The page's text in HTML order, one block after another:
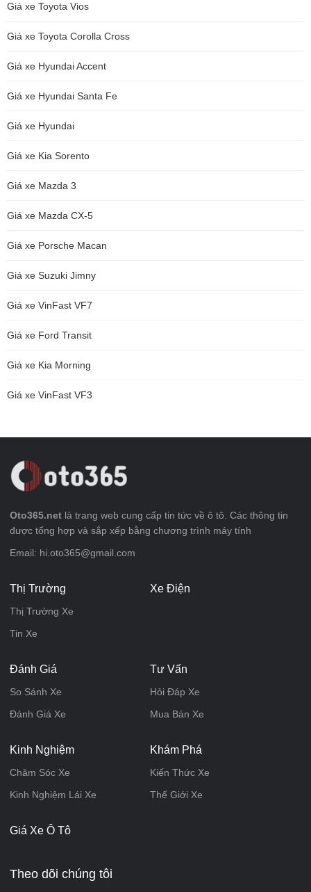
Giá xe Toyota Vios
Giá xe Toyota Corolla Cross
Giá xe Hyundai Accent
Giá xe Hyundai Santa Fe
Giá xe Hyundai
Giá xe Kia Sorento
Giá xe Mazda 3
Giá xe Mazda CX-5
Giá xe Porsche Macan
Giá xe Suzuki Jimny
Giá xe VinFast VF7
Giá xe Ford Transit
Giá xe Kia Morning
Giá xe VinFast VF3
Oto365.net là trang web cung cấp tin tức về ô tô. Các thông tin
được tổng hợp và sắp xếp bằng chương trình máy tính
Email: hi.oto365@gmail.com
Thị Trường
Thị Trường Xe
Tin Xe
Xe Điện
Đánh Giá
So Sánh Xe
Đánh Giá Xe
Tư Vấn
Hỏi Đáp Xe
Mua Bán Xe
Kinh Nghiệm
Chăm Sóc Xe
Kinh Nghiệm Lái Xe
Khám Phá
Kiến Thức Xe
Thế Giới Xe
Giá Xe Ô Tô
Theo dõi chúng tôi